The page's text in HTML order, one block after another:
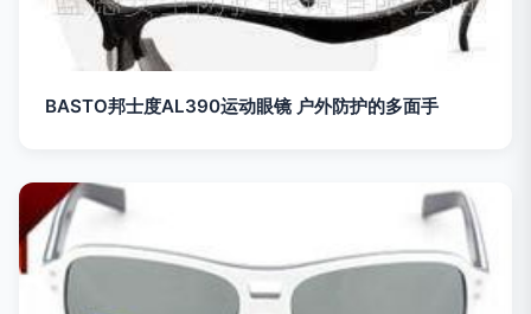
BASTO邦士度AL390运动眼镜 户外防护的多面手